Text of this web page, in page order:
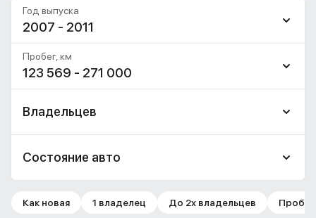
2007 - 2011
Год выпуска
123 569 - 271 000
Пробег, км
Владельцев
Состояние авто
Как новая 1 владелец До 2х владельцев